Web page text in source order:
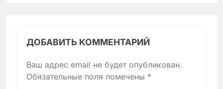
ДОБАВИТЬ КОММЕНТАРИЙ
Ваш адрес email не будет опубликован.
Обязательные поля помечены *